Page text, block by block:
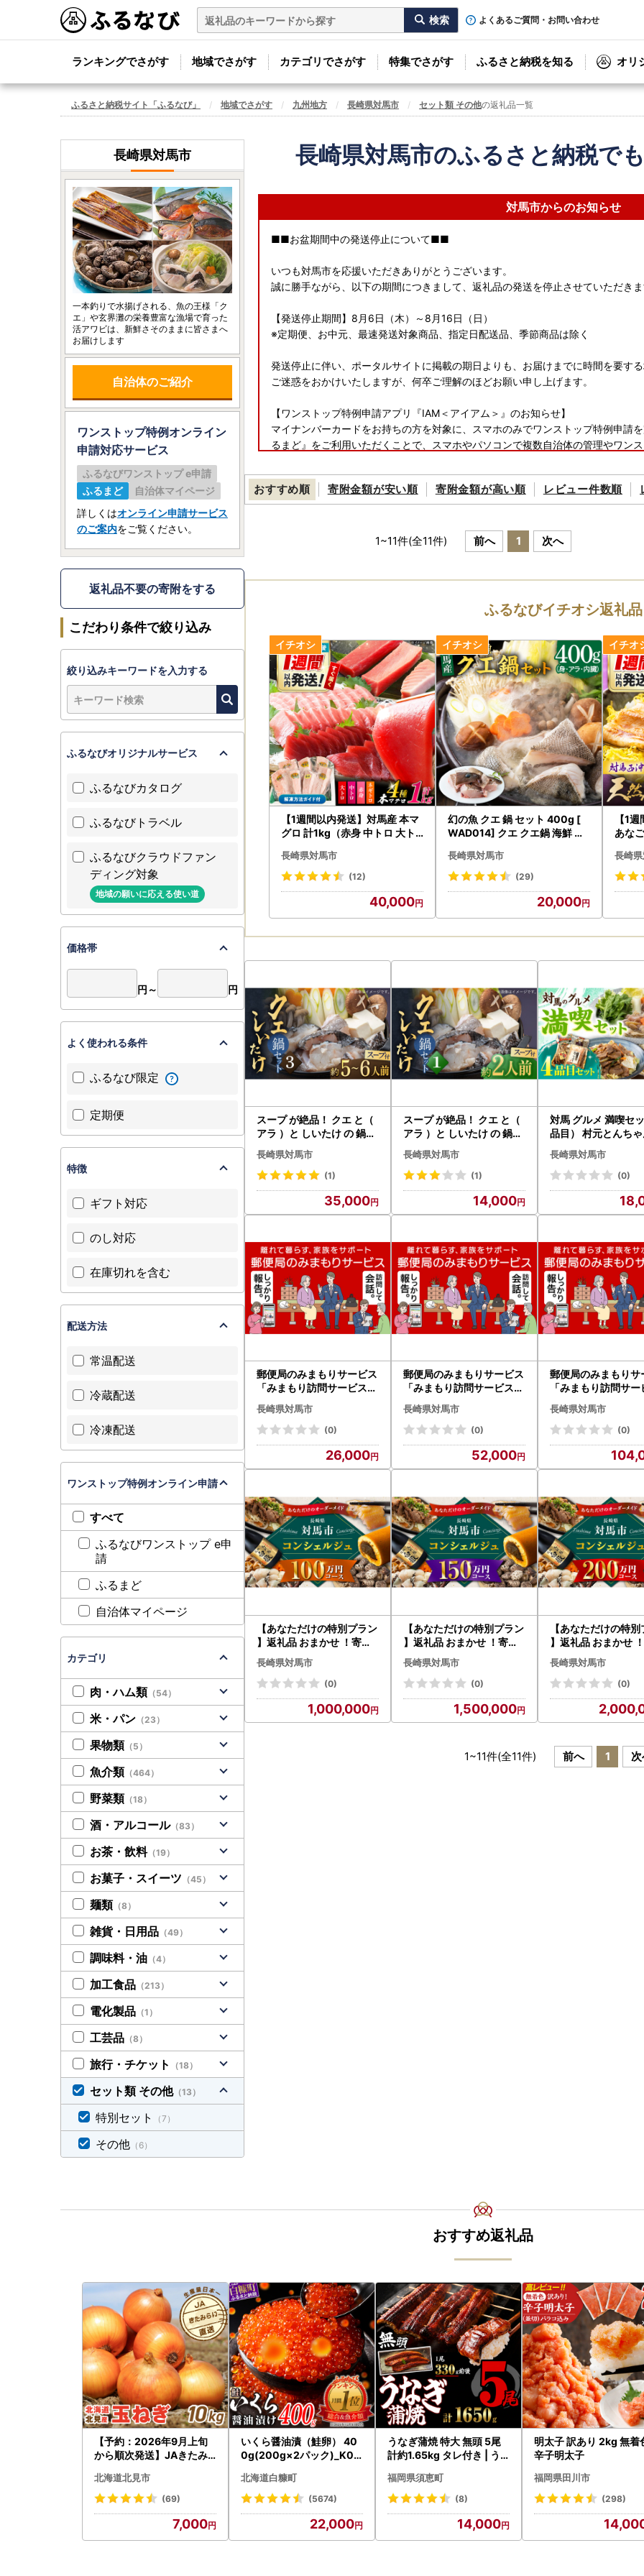
よくあるご質問・お問い合わせ
ランキングでさがす 地域でさがす カテゴリでさがす 特集でさがす ふるさと納税を知る オリ
ふるさと納税サイト「ふるなび」 地域でさがす 九州地方 長崎県対馬市 セット類 その他の返礼品一覧
長崎県対馬市のふるさと納税で
対馬市からのお知らせ
■■お盆期間中の発送停止について■■
いつも対馬市を応援いただきありがとうございます。
誠に勝手ながら、以下の期間につきまして、返礼品の発送を停止させていただきま
【発送停止期間】8月6日（木）～8月16日（日）
※定期便、お中元、最速発送対象商品、指定日配送品、季節商品は除く
発送停止に伴い、ポータルサイトに掲載の期日よりも、お届けまでに時間を要する
ご迷惑をおかけいたしますが、何卒ご理解のほどお願い申し上げます。
【ワンストップ特例申請アプリ『IAM＜アイアム＞』のお知らせ】
マイナンバーカードをお持ちの方を対象に、スマホのみでワンストップ特例申請
るまど』をご利用いただくことで、スマホやパソコンで複数自治体の管理やワン
オンライン申請のご案内
※マイナンバーカードをお持ちでない方は、引き続き申請書のご提出（郵送）が必
お送りするワンストップ特例申請書に必要事項をご記入、ご本人様確認書類とと
対馬市役所 しまづくり推進部 地域づくり課 宛て
※締切：ご寄附いただいた翌年の1月10日必着
【書類の発送について】
入金確認後、1週間程度で送付いたします。
【詐欺サイトにご注意ください】
ふるさと納税の画像や返礼品名を不正にコピーした悪質なサイトが確認されてい
怪しいと感じた場合は、お申込みされる対馬市までご確認いただく等、悪質な詐
対馬市でのふるさと納税寄附申し込みサイトにつきましては、公式HPにてご確認
【ヤマト運輸・転送サービスの有料化について】
令和5年6月1日発送分以降、ヤマト運輸より転送サービスの有料化が発表されて
【ふるさと納税の対象となる地方団体の指定について】
和２５年法律第２２６号）第３７条の２第２項及び第３１４条の７第２項の規定
指定対象期間は、令和７年１０月１日から令和８年９月３０日までです。
おすすめ順 寄附金額が安い順 寄附金額が高い順 レビュー件数順
1~11件(全11件) 前へ 1 次へ
ふるなびイチオシ返礼品
【1週間以内発送】対馬産 本マ
グロ 計1kg（赤身 中トロ 大ト
H004]
長崎県対馬市
(12)
40,000
幻の魚 クエ 鍋 セット 400g [
WAD014] クエ クエ鍋 海鮮 ク
長崎県対馬市
(29)
20,000
【1
あな
スピ
送
長崎
スープ が絶品！ クエ と（
アラ ）と しいたけ の 鍋セ
ット 3 [WAF020]
長崎県対馬市
(1)
35,000
スープ が絶品！ クエ と（
アラ ）と しいたけ の 鍋セ
ット 1 [WAF018] クエ く
え
長崎県対馬市
(1)
14,000
対馬 グルメ 満喫セ
品目） 村元とんちゃん 鶏
のいりやき 対州そば
の開き [WAX003]
長崎県対馬市
(0)
郵便局のみまもりサービス
「みまもり訪問サービス（
長崎県対馬市
(0)
26,000
郵便局のみまもりサービス
「みまもり訪問サービス（
長崎県対馬市
(0)
52,000
郵便局のみまもりサ
「みまもり訪問サー
長崎県対馬市
(0)
【あなただけの特別プラン
】返礼品 おまかせ ！寄付
額 100万円 コンシェルジ
ュ コース [WZZ008] 後か
らセレクト あとからセレ
クト あとから選べる あと
から ふるさとギフト オー
ダーメイド おすすめ 定期
長崎県対馬市
(0)
1,000,000
【あなただけの特別プラン
】返礼品 おまかせ ！寄付
額 150万円 コンシェルジ
ュ コース [WZZ009] 後か
らセレクト あとからセレ
クト あとから選べる あと
から ふるさとギフト オー
ダーメイド おすすめ 定期
長崎県対馬市
(0)
1,500,000
【あなただけの特
】返礼品 おまかせ
額 200万円 コンシェ
ュ コース [WZZ010] 後か
らセレクト あとから
クト あとから選べ
から ふるさとギフ
ダーメイド おすす
長崎県対馬市
(0)
1~11件(全11件) 前へ 1
長崎県対馬市
一本釣りで水揚げされる、魚の王様「ク
エ」や玄界灘の栄養豊富な漁場で育った
活アワビは、新鮮さそのままに皆さまへ
お届けします
自治体のご紹介
ワンストップ特例オンライン
申請対応サービス
ふるなびワンストップ e申請
ふるまど
自治体マイページ
詳しくはオンライン申請サービス
のご案内をご覧ください。
返礼品不要の寄附をする
こだわり条件で絞り込み
絞り込みキーワードを入力する
ふるなびオリジナルサービス
ふるなびカタログ
ふるなびトラベル
ふるなびクラウドファン
ディング対象
地域の願いに応える使い道
価格帯
円～ 円
よく使われる条件
ふるなび限定
定期便
特徴
ギフト対応
のし対応
在庫切れを含む
配送方法
常温配送
冷蔵配送
冷凍配送
ワンストップ特例オンライン申請
すべて
ふるなびワンストップ e申
請
ふるまど
自治体マイページ
カテゴリ
肉・ハム類 （54）
米・パン （23）
果物類 （5）
魚介類 （464）
野菜類 （18）
酒・アルコール（83）
お茶・飲料（19）
お菓子・スイーツ （45）
麺類 （8）
雑貨・日用品 （49）
調味料・油 （4）
加工食品 （213）
電化製品 （1）
工芸品 （8）
旅行・チケット （18）
セット類 その他（13）
特別セット （7）
その他 （6）
おすすめ返礼品
【予約：2026年9月上旬
から順次発送】JAきたみ
g ( タマネギ たまねぎ 野菜
)【210-0003-2026】
北海道北見市
(69)
7,000
いくら醤油漬（鮭卵） 40
0g(200g×2パック)_K02
北海道白糠町
(5674)
22,000
うなぎ蒲焼 特大 無頭 5尾
計約1.65kg タレ付き | う
福岡県須恵町
(8)
14,000
明太子 訳あり 2kg 無着
辛子明太子
福岡県田川市
(298)